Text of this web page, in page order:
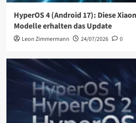
HyperOS 4 (Android 17): Diese
Modelle erhalten das Update
Leon Zimmermann 24/07/2026 0